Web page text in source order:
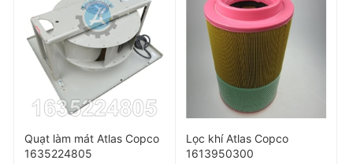
Chất liệu
Giấy thủy tinh nhập
Độ tinh lọc
Độ chênh áp
Nhỏ hơn hoặc
Lọc chính xác
0,01
Đường kính vành ngoài OD
Quạt làm mát Atlas Copco
1635224805
Lọc khí Atlas Copco
1613950300